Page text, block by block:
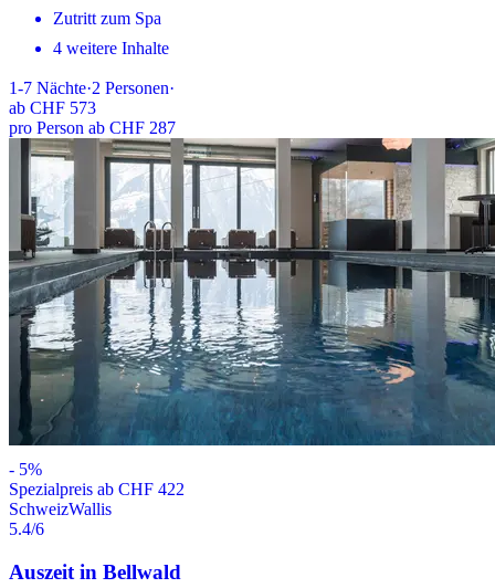
Zutritt zum Spa
4 weitere Inhalte
1-7 Nächte·2 Personen·
ab CHF 573
pro Person ab CHF 287
- 5%
Spezialpreis ab CHF 422
SchweizWallis
5.4/6
Auszeit in Bellwald